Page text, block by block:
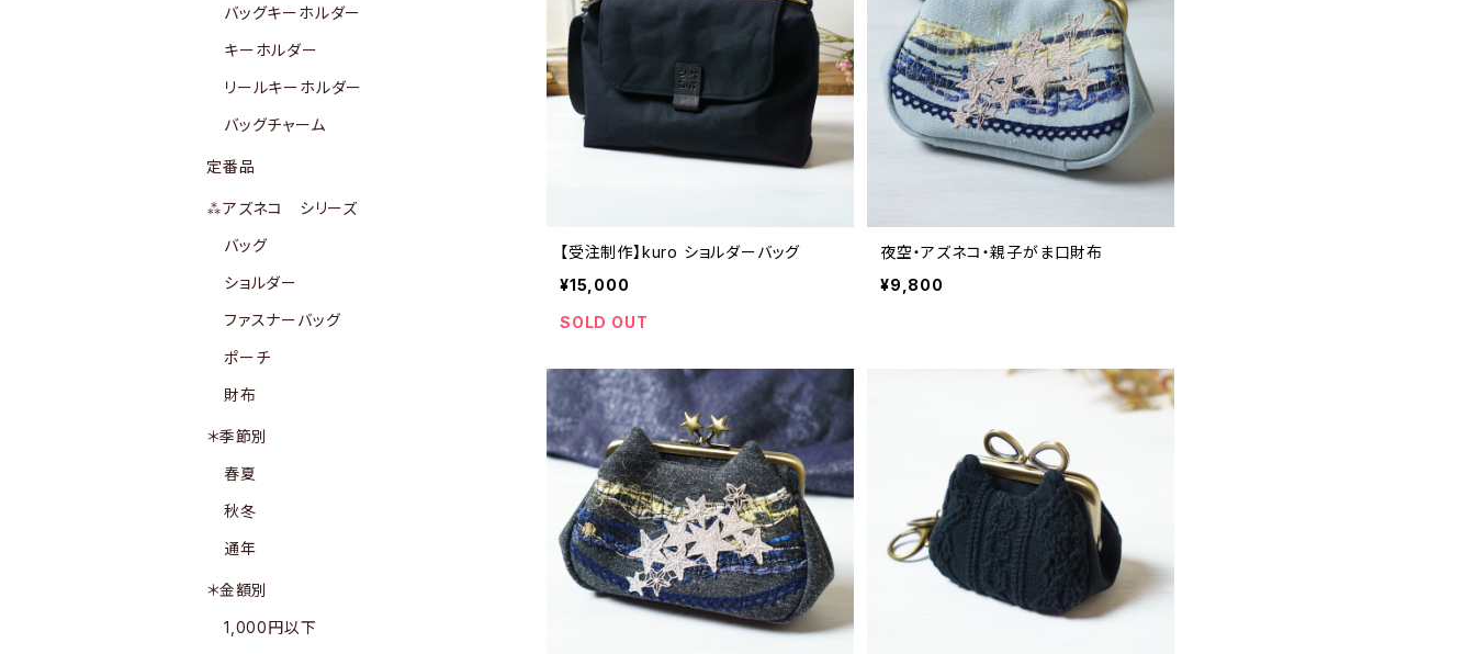
【受注制作】kuro ショルダーバッグ
¥15,000
SOLD OUT
夜空・アズネコ・親子がま口財布
¥9,800
バッグキーホルダー
キーホルダー
リールキーホルダー
バッグチャーム
定番品
⁂アズネコ シリーズ
バッグ
ショルダー
ファスナーバッグ
ポーチ
財布
＊季節別
春夏
秋冬
通年
＊金額別
1,000円以下